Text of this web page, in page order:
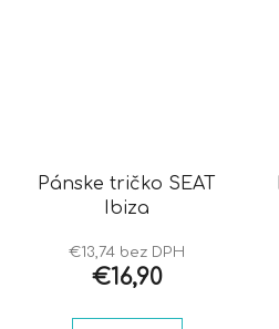
Pánske tričko SEAT
Ibiza
€13,74 bez DPH
€16,90